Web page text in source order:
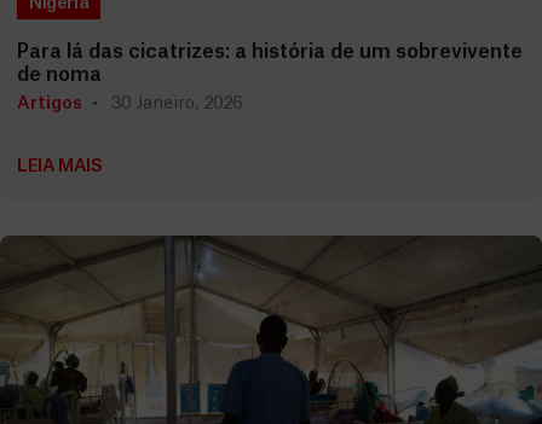
Para lá das cicatrizes: a história de um sobrevivente
de noma
Artigos 30 Janeiro, 2026
LEIA MAIS